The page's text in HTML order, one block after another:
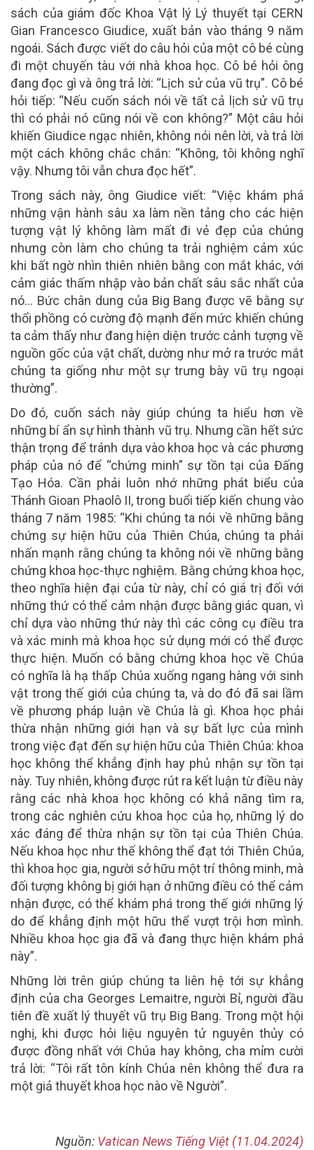
sách của giám đốc Khoa Vật lý Lý thuyết tại CERN
Gian Francesco Giudice, xuất bản vào tháng 9 năm
ngoái. Sách được viết do câu hỏi của một cô bé cùng
đi một chuyến tàu với nhà khoa học. Cô bé hỏi ông
đang đọc gì và ông trả lời: “Lịch sử của vũ trụ”. Cô bé
hỏi tiếp: “Nếu cuốn sách nói về tất cả lịch sử vũ trụ
thì có phải nó cũng nói về con không?” Một câu hỏi
khiến Giudice ngạc nhiên, không nói nên lời, và trả lời
một cách không chắc chắn: “Không, tôi không nghĩ
vậy. Nhưng tôi vẫn chưa đọc hết”.
Trong sách này, ông Giudice viết: “Việc khám phá
những vận hành sâu xa làm nền tảng cho các hiện
tượng vật lý không làm mất đi vẻ đẹp của chúng
nhưng còn làm cho chúng ta trải nghiệm cảm xúc
khi bất ngờ nhìn thiên nhiên bằng con mắt khác, với
cảm giác thấm nhập vào bản chất sâu sắc nhất của
nó… Bức chân dung của Big Bang được vẽ bằng sự
thổi phồng có cường độ mạnh đến mức khiến chúng
ta cảm thấy như đang hiện diện trước cảnh tượng về
nguồn gốc của vật chất, dường như mở ra trước mắt
chúng ta giống như một sự trưng bày vũ trụ ngoại
thường”.
Do đó, cuốn sách này giúp chúng ta hiểu hơn về
những bí ẩn sự hình thành vũ trụ. Nhưng cần hết sức
thận trọng để tránh dựa vào khoa học và các phương
pháp của nó để “chứng minh” sự tồn tại của Đấng
Tạo Hóa. Cần phải luôn nhớ những phát biểu của
Thánh Gioan Phaolô II, trong buổi tiếp kiến chung vào
tháng 7 năm 1985: “Khi chúng ta nói về những bằng
chứng sự hiện hữu của Thiên Chúa, chúng ta phải
nhấn mạnh rằng chúng ta không nói về những bằng
chứng khoa học-thực nghiệm. Bằng chứng khoa học,
theo nghĩa hiện đại của từ này, chỉ có giá trị đối với
những thứ có thể cảm nhận được bằng giác quan, vì
chỉ dựa vào những thứ này thì các công cụ điều tra
và xác minh mà khoa học sử dụng mới có thể được
thực hiện. Muốn có bằng chứng khoa học về Chúa
có nghĩa là hạ thấp Chúa xuống ngang hàng với sinh
vật trong thế giới của chúng ta, và do đó đã sai lầm
về phương pháp luận về Chúa là gì. Khoa học phải
thừa nhận những giới hạn và sự bất lực của mình
trong việc đạt đến sự hiện hữu của Thiên Chúa: khoa
học không thể khẳng định hay phủ nhận sự tồn tại
này. Tuy nhiên, không được rút ra kết luận từ điều này
rằng các nhà khoa học không có khả năng tìm ra,
trong các nghiên cứu khoa học của họ, những lý do
xác đáng để thừa nhận sự tồn tại của Thiên Chúa.
Nếu khoa học như thế không thể đạt tới Thiên Chúa,
thì khoa học gia, người sở hữu một trí thông minh, mà
đối tượng không bị giới hạn ở những điều có thể cảm
nhận được, có thể khám phá trong thế giới những lý
do để khẳng định một hữu thể vượt trội hơn mình.
Nhiều khoa học gia đã và đang thực hiện khám phá
này”.
Những lời trên giúp chúng ta liên hệ tới sự khẳng
định của cha Georges Lemaitre, người Bỉ, người đầu
tiên đề xuất lý thuyết vũ trụ Big Bang. Trong một hội
nghị, khi được hỏi liệu nguyên tử nguyên thủy có
được đồng nhất với Chúa hay không, cha mỉm cười
trả lời: “Tôi rất tôn kính Chúa nên không thể đưa ra
một giả thuyết khoa học nào về Người”.
Nguồn: Vatican News Tiếng Việt (11.04.2024)